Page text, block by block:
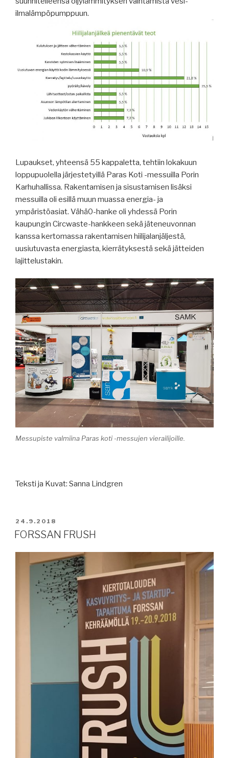
ilmalämpöpumppuun.
Lupaukset, yhteensä 55 kappaletta, tehtiin lokakuun
loppupuolella järjestetyillä Paras Koti -messuilla Porin
Karhuhallissa. Rakentamisen ja sisustamisen lisäksi
messuilla oli esillä muun muassa energia- ja
ympäristöasiat. Vähä0-hanke oli yhdessä Porin
kaupungin Circwaste-hankkeen sekä jäteneuvonnan
kanssa kertomassa rakentamisen hiilijalanjäljestä,
uusiutuvasta energiasta, kierrätyksestä sekä jätteiden
lajittelustakin.
Messupiste valmiina Paras koti -messujen vierailijoille.
Teksti ja Kuvat: Sanna Lindgren
JULKAISTU
24.9.2018
FORSSAN FRUSH